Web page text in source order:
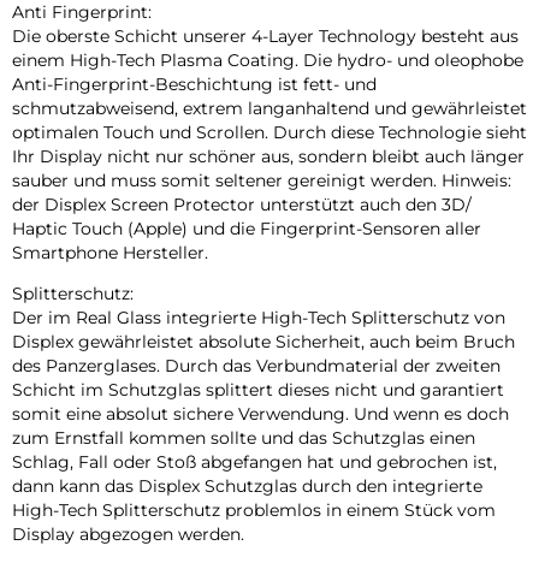
Anti Fingerprint:
Die oberste Schicht unserer 4-Layer Technology besteht aus
einem High-Tech Plasma Coating. Die hydro- und oleophobe
Anti-Fingerprint-Beschichtung ist fett- und
schmutzabweisend, extrem langanhaltend und gewährleistet
optimalen Touch und Scrollen. Durch diese Technologie sieht
Ihr Display nicht nur schöner aus, sondern bleibt auch länger
sauber und muss somit seltener gereinigt werden. Hinweis:
der Displex Screen Protector unterstützt auch den 3D/
Haptic Touch (Apple) und die Fingerprint-Sensoren aller
Smartphone Hersteller.
Splitterschutz:
Der im Real Glass integrierte High-Tech Splitterschutz von
Displex gewährleistet absolute Sicherheit, auch beim Bruch
des Panzerglases. Durch das Verbundmaterial der zweiten
Schicht im Schutzglas splittert dieses nicht und garantiert
somit eine absolut sichere Verwendung. Und wenn es doch
zum Ernstfall kommen sollte und das Schutzglas einen
Schlag, Fall oder Stoß abgefangen hat und gebrochen ist,
dann kann das Displex Schutzglas durch den integrierte
High-Tech Splitterschutz problemlos in einem Stück vom
Display abgezogen werden.